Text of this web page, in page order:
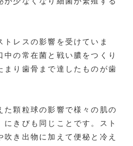
トレスの影響を受けていま
中の常在菌と戦い膿をつくり
まり歯骨まで達したものが歯
た顆粒球の影響で様々の肌の
にきびも同じことです。スト
吹き出物に加えて便秘と冷え